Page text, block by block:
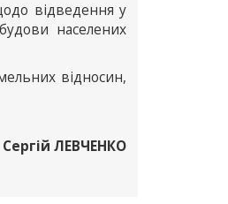
відведення у
населених
відносин,
Сергій ЛЕВЧЕНКО